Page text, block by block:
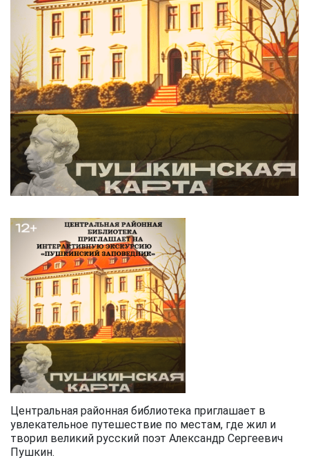
Центральная районная библиотека приглашает в
увлекательное путешествие по местам, где жил и
творил великий русский поэт Александр Сергеевич
Пушкин.